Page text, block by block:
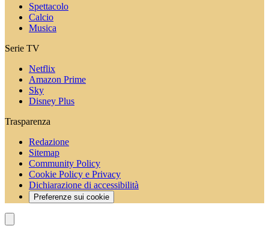
Spettacolo
Calcio
Musica
Serie TV
Netflix
Amazon Prime
Sky
Disney Plus
Trasparenza
Redazione
Sitemap
Community Policy
Cookie Policy e Privacy
Dichiarazione di accessibilità
Preferenze sui cookie